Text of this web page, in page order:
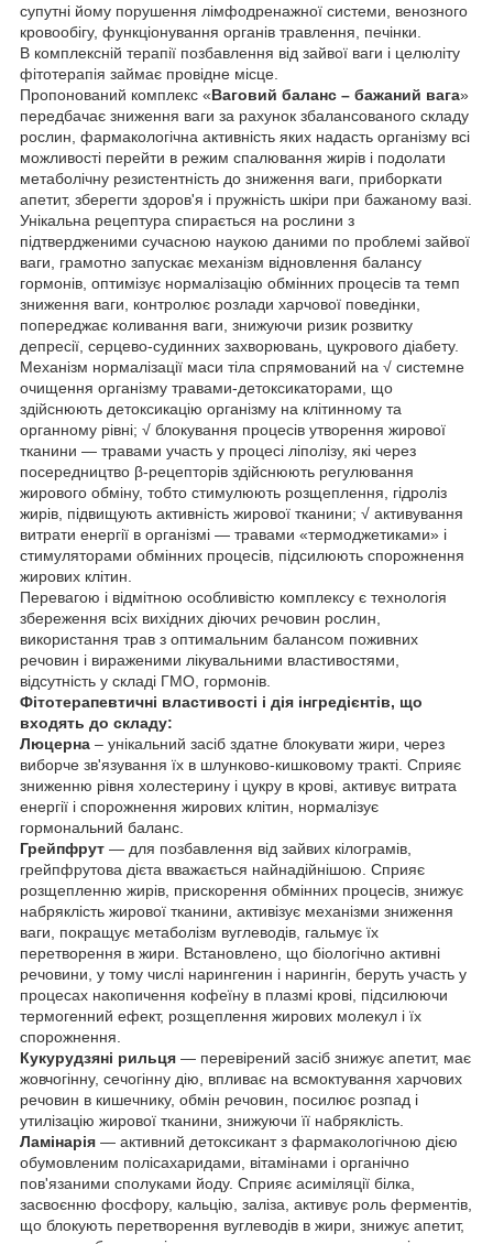
супутні йому порушення лімфодренажної системи, венозного
кровообігу, функціонування органів травлення, печінки.
В комплексній терапії позбавлення від зайвої ваги і целюліту
фітотерапія займає провідне місце.
Пропонований комплекс «Ваговий баланс – бажаний вага»
передбачає зниження ваги за рахунок збалансованого складу
рослин, фармакологічна активність яких надасть організму всі
можливості перейти в режим спалювання жирів і подолати
метаболічну резистентність до зниження ваги, приборкати
апетит, зберегти здоров'я і пружність шкіри при бажаному вазі.
Унікальна рецептура спирається на рослини з
підтвердженими сучасною наукою даними по проблемі зайвої
ваги, грамотно запускає механізм відновлення балансу
гормонів, оптимізує нормалізацію обмінних процесів та темп
зниження ваги, контролює розлади харчової поведінки,
попереджає коливання ваги, знижуючи ризик розвитку
депресії, серцево-судинних захворювань, цукрового діабету.
Механізм нормалізації маси тіла спрямований на √ системне
очищення організму травами-детоксикаторами, що
здійснюють детоксикацію організму на клітинному та
органному рівні; √ блокування процесів утворення жирової
тканини — травами участь у процесі ліполізу, які через
посередництво β-рецепторів здійснюють регулювання
жирового обміну, тобто стимулюють розщеплення, гідроліз
жирів, підвищують активність жирової тканини; √ активування
витрати енергії в організмі — травами «термоджетиками» і
стимуляторами обмінних процесів, підсилюють спорожнення
жирових клітин.
Перевагою і відмітною особливістю комплексу є технологія
збереження всіх вихідних діючих речовин рослин,
використання трав з оптимальним балансом поживних
речовин і вираженими лікувальними властивостями,
відсутність у складі ГМО, гормонів.
Фітотерапевтичні властивості і дія інгредієнтів, що
входять до складу:
Люцерна – унікальний засіб здатне блокувати жири, через
виборче зв'язування їх в шлунково-кишковому тракті. Сприяє
зниженню рівня холестерину і цукру в крові, активує витрата
енергії і спорожнення жирових клітин, нормалізує
гормональний баланс.
Грейпфрут — для позбавлення від зайвих кілограмів,
грейпфрутова дієта вважається найнадійнішою. Сприяє
розщепленню жирів, прискорення обмінних процесів, знижує
набряклість жирової тканини, активізує механізми зниження
ваги, покращує метаболізм вуглеводів, гальмує їх
перетворення в жири. Встановлено, що біологічно активні
речовини, у тому числі нарингенин і нарингін, беруть участь у
процесах накопичення кофеїну в плазмі крові, підсилюючи
термогенний ефект, розщеплення жирових молекул і їх
спорожнення.
Кукурудзяні рильця — перевірений засіб знижує апетит, має
жовчогінну, сечогінну дію, впливає на всмоктування харчових
речовин в кишечнику, обмін речовин, посилює розпад і
утилізацію жирової тканини, знижуючи її набряклість.
Ламінарія — активний детоксикант з фармакологічною дією
обумовленим полісахаридами, вітамінами і органічно
пов'язаними сполуками йоду. Сприяє асиміляції білка,
засвоєнню фосфору, кальцію, заліза, активує роль ферментів,
що блокують перетворення вуглеводів в жири, знижує апетит,